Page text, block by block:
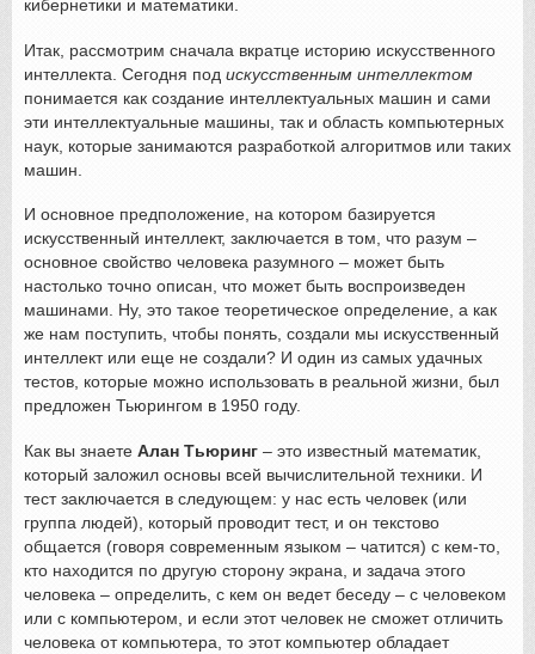
кибернетики и математики.
Итак, рассмотрим сначала вкратце историю искусственного
интеллекта. Сегодня под искусственным интеллектом
понимается как создание интеллектуальных машин и сами
эти интеллектуальные машины, так и область компьютерных
наук, которые занимаются разработкой алгоритмов или таких
машин.
И основное предположение, на котором базируется
искусственный интеллект, заключается в том, что разум –
основное свойство человека разумного – может быть
настолько точно описан, что может быть воспроизведен
машинами. Ну, это такое теоретическое определение, а как
же нам поступить, чтобы понять, создали мы искусственный
интеллект или еще не создали? И один из самых удачных
тестов, которые можно использовать в реальной жизни, был
предложен Тьюрингом в 1950 году.
Как вы знаете Алан Тьюринг– это известный математик,
который заложил основы всей вычислительной техники. И
тест заключается в следующем: у нас есть человек (или
группа людей), который проводит тест, и он текстово
общается (говоря современным языком – чатится) с кем-то,
кто находится по другую сторону экрана, и задача этого
человека – определить, с кем он ведет беседу – с человеком
или с компьютером, и если этот человек не сможет отличить
человека от компьютера, то этот компьютер обладает